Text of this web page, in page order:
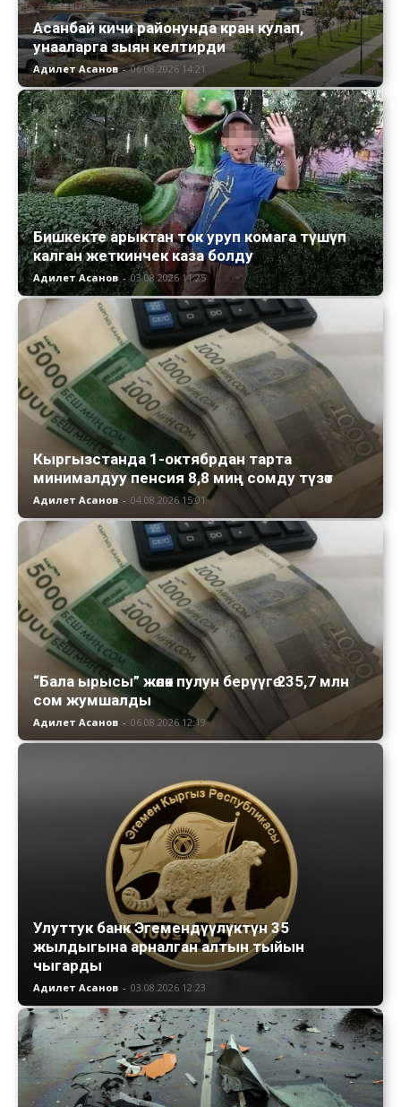
Асанбай кичи районунда кран кулап,
унааларга зыян келтирди
Адилет Асанов - 06.08.2026 14:21
Бишкекте арыктан ток уруп комага түшүп
калган жеткинчек каза болду
Адилет Асанов - 03.08.2026 11:25
Кыргызстанда 1-октябрдан тарта
минималдуу пенсия 8,8 миң сомду түзөт
Адилет Асанов - 04.08.2026 15:01
“Бала ырысы” жөлөк пулун берүүгө 235,7 млн
сом жумшалды
Адилет Асанов - 06.08.2026 12:19
Улуттук банк Эгемендүүлүктүн 35
жылдыгына арналган алтын тыйын
чыгарды
Адилет Асанов - 03.08.2026 12:23